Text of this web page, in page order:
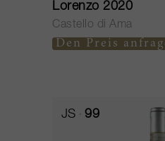
Lorenzo 2020
Castello di Ama
Den Preis
JS 99